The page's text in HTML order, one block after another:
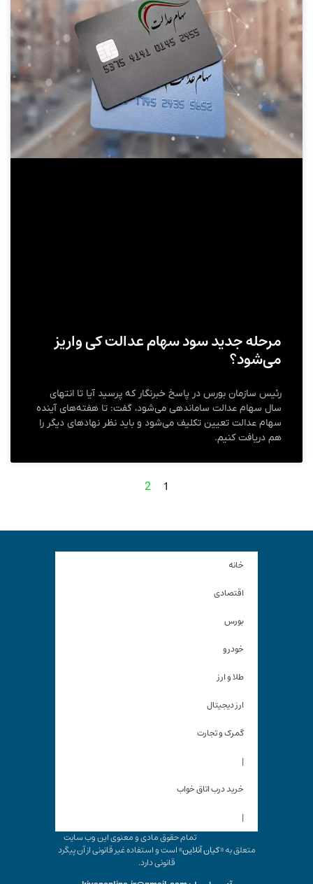
مرحله جدید سود سهام عدالت کی واریز
می‌شود؟
رئیس سازمان بورس در پاسخ خبرنگار که پرسید آیا تا انتهای
سال سهام عدالت ساماندهی می‌شود، گفت: تا هفته‌های آینده
سهام عدالت تعیین تکلیف می‌شود و باید نظر نهادهای دیگر را
هم دریافت کنیم.
1
2
خانه
اقتصادی
بورس
خودرو
طلا و ارز
ارز دیجیتال
گمرک و تجارت
|
خرید درب اتاق خواب
|
تمام حقوق مادی و معنوی این وب سایت
متعلق به «کیان آنلاین» است و استفاده غیر قانونی از آن پیگرد
قانونی دارد.